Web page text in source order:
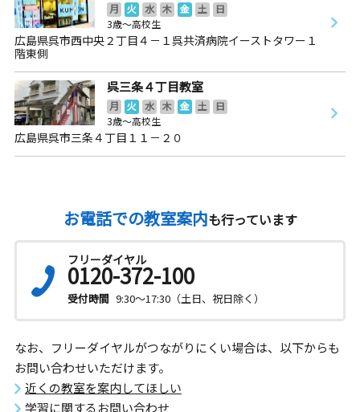
月 火 水 木 金 土
日
3歳～高校生
広島県呉市西中央２丁目４－１呉共済病院イーストタワー１
階東側
呉三条４丁目教室
月 火 水 木 金 土
日
3歳～高校生
広島県呉市三条４丁目１１－２０
お電話での教室案内も行っています
フリーダイヤル
0120-372-100
受付時間 9:30～17:30（土日、祝日除く）
なお、フリーダイヤルがつながりにくい場合は、以下からも
お問い合わせいただけます。
近くの教室を案内してほしい
学習に関するお問い合わせ